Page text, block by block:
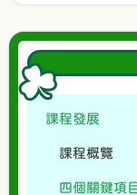
課程發展
課程概覽
四個關鍵項